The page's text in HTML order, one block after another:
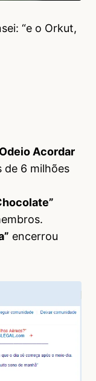
“e o Orkut,
Acordar
de 6 milhões
encerrou